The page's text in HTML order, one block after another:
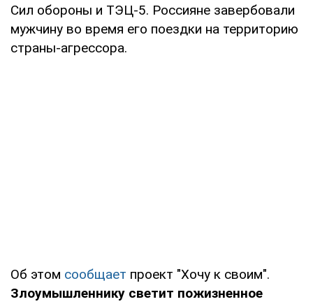
Сил обороны и ТЭЦ-5. Россияне завербовали
мужчину во время его поездки на территорию
страны-агрессора.
Об этом сообщает проект "Хочу к своим".
Злоумышленнику светит пожизненное